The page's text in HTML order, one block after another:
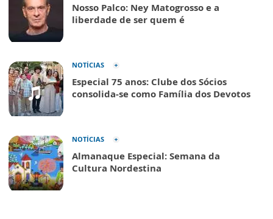
Nosso Palco: Ney Matogrosso e a
liberdade de ser quem é
NOTÍCIAS
Especial 75 anos: Clube dos Sócios
consolida-se como Família dos Devotos
NOTÍCIAS
Almanaque Especial: Semana da
Cultura Nordestina